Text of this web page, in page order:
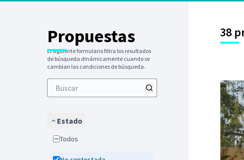
Propuestas
El siguiente formulario filtra los resultados
de búsqueda dinámicamente cuando se
cambian las condiciones de búsqueda.
Estado
Todos
38